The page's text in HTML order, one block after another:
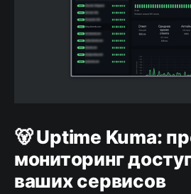
🐻 Uptime Kuma:
мониторинг
ваших сервисов